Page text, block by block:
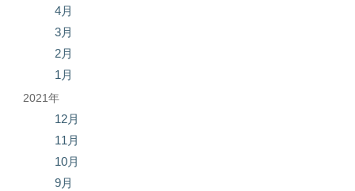
4月
3月
2月
1月
2021年
12月
11月
10月
9月